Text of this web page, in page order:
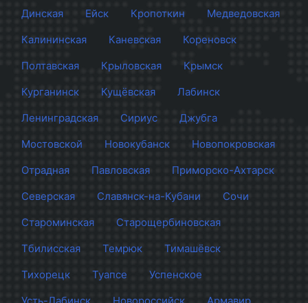
Динская
Ейск Кропоткин
Медведовская
Калининская
Каневская
Кореновск
Полтавская
Крыловская
Крымск
Курганинск
Кущёвская
Лабинск
Ленинградская
Сириус
Джубга
Мостовской
Новокубанск
Новопокровская
Отрадная
Павловская
Приморско-Ахтарск
Северская
Славянск-на-Кубани
Сочи
Староминская
Старощербиновская
Тбилисская
Темрюк
Тимашёвск
Тихорецк
Туапсе
Успенское